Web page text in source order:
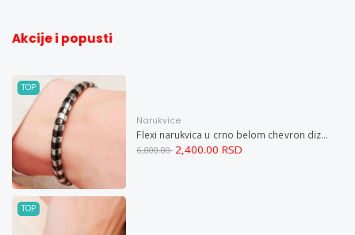
Akcije i popusti
TOP
Narukvice
Flexi narukvica u crno belom chevron dizajnu M
6,000.00 2,400.00 RSD
TOP